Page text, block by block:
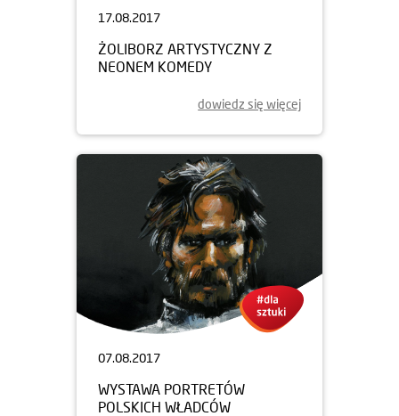
17.08.2017
ŻOLIBORZ ARTYSTYCZNY Z
NEONEM KOMEDY
dowiedz się więcej
07.08.2017
WYSTAWA PORTRETÓW
POLSKICH WŁADCÓW